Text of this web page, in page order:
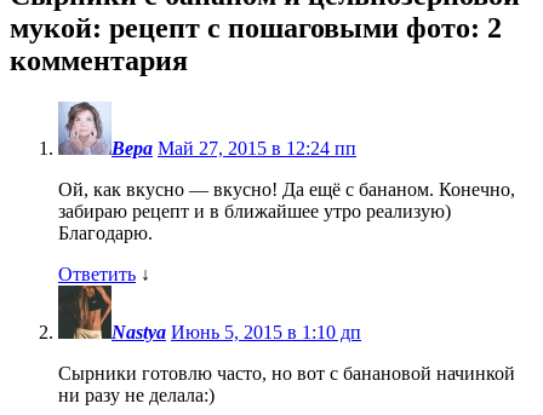
мукой: рецепт с пошаговыми фото: 2
комментария
Вера Май 27, 2015 в 12:24 пп
Ой, как вкусно — вкусно! Да ещё с бананом. Конечно,
забираю рецепт и в ближайшее утро реализую)
Благодарю.
Ответить ↓
Nastya Июнь 5, 2015 в 1:10 дп
Сырники готовлю часто, но вот с банановой начинкой
ни разу не делала:)